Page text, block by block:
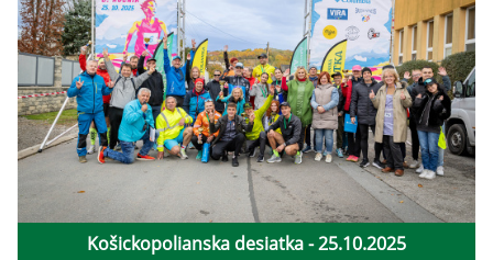
Košickopolianska desiatka - 25.10.2025